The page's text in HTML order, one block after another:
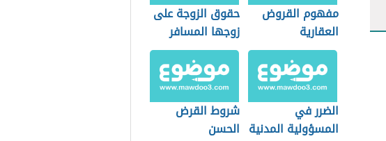
مفهوم القروض
العقارية
حقوق الزوجة على
زوجها المسافر
الضرر في
المسؤولية المدنية
شروط القرض
الحسن